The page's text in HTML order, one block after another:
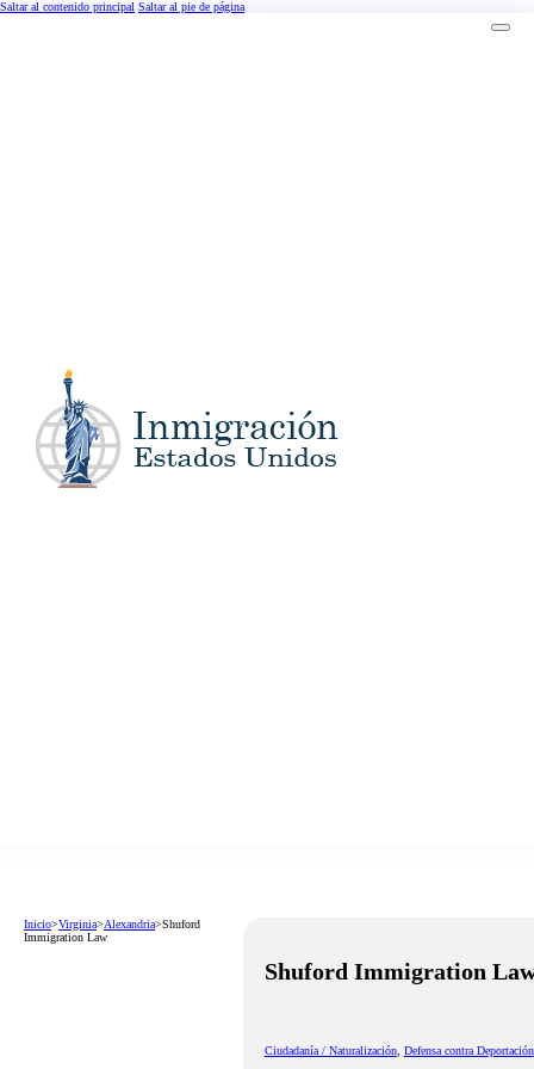
Saltar al contenido principal Saltar al pie de página
Inicio>Virginia>Alexandria>Shuford
Immigration Law
Shuford Immigration
Ciudadanía / Naturalización, Defensa contra Deportación